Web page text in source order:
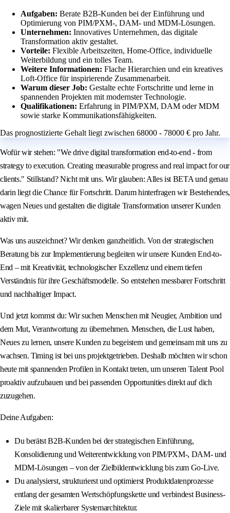
Aufgaben: Berate B2B-Kunden bei der Einführung und
Optimierung von PIM/PXM-, DAM- und MDM-Lösungen.
Unternehmen: Innovatives Unternehmen, das digitale
Transformation aktiv gestaltet.
Vorteile: Flexible Arbeitszeiten, Home-Office, individuelle
Weiterbildung und ein tolles Team.
Weitere Informationen: Flache Hierarchien und ein kreatives
Loft-Office für inspirierende Zusammenarbeit.
Warum dieser Job: Gestalte echte Fortschritte und lerne in
spannenden Projekten mit modernster Technologie.
Qualifikationen: Erfahrung in PIM/PXM, DAM oder MDM
sowie starke Kommunikationsfähigkeiten.
Das prognostizierte Gehalt liegt zwischen 68000 - 78000 € pro Jahr.
Wofür wir stehen: "We drive digital transformation end-to-end - from
strategy to execution. Creating measurable progress and real impact for our
clients." Stillstand? Nicht mit uns. Wir glauben: Alles ist BETA und genau
darin liegt die Chance für Fortschritt. Darum hinterfragen wir Bestehendes,
wagen Neues und gestalten die digitale Transformation unserer Kunden
aktiv mit.
Was uns auszeichnet? Wir denken ganzheitlich. Von der strategischen
Beratung bis zur Implementierung begleiten wir unsere Kunden End-to-
End – mit Kreativität, technologischer Exzellenz und einem tiefen
Verständnis für ihre Geschäftsmodelle. So entstehen messbarer Fortschritt
und nachhaltiger Impact.
Und jetzt kommst du: Wir suchen Menschen mit Neugier, Ambition und
dem Mut, Verantwortung zu übernehmen. Menschen, die Lust haben,
Neues zu lernen, unsere Kunden zu begeistern und gemeinsam mit uns zu
wachsen. Timing ist bei uns projektgetrieben. Deshalb möchten wir schon
heute mit spannenden Profilen in Kontakt treten, um unseren Talent Pool
proaktiv aufzubauen und bei passenden Opportunities direkt auf dich
zuzugehen.
Deine Aufgaben:
Du berätst B2B-Kunden bei der strategischen Einführung,
Konsolidierung und Weiterentwicklung von PIM/PXM-, DAM- und
MDM-Lösungen – von der Zielbildentwicklung bis zum Go-Live.
Du analysierst, strukturierst und optimierst Produktdatenprozesse
entlang der gesamten Wertschöpfungskette und verbindest Business-
Ziele mit skalierbarer Systemarchitektur.